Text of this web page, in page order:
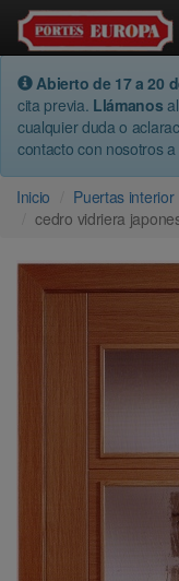
Abierto de 17 a 20
cita previa. Llámanos
cualquier duda o
contacto con nosotros
Inicio Puertas interior
cedro vidriera